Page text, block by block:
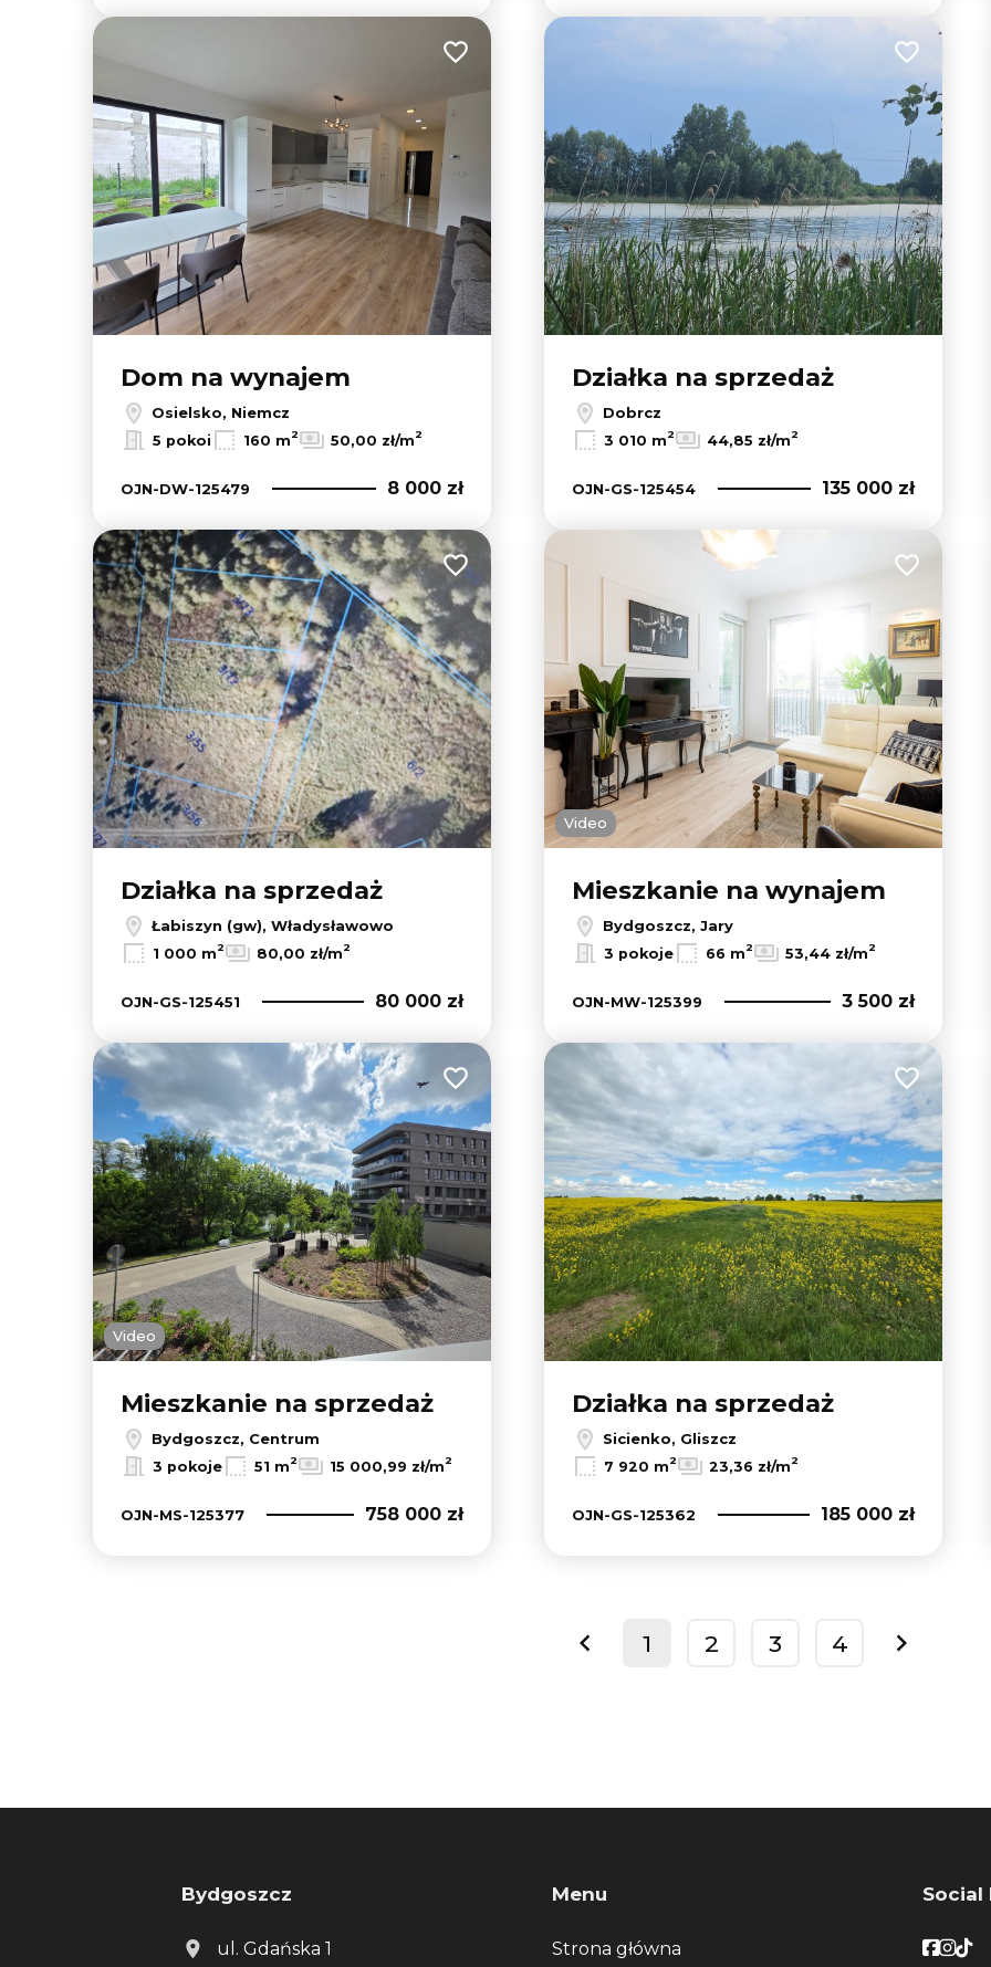
Dodaj do ulubionych
Dom na wynajem
Osielsko, Niemcz
5 pokoi 160 m2 50,00 zł/m2
OJN-DW-125479 8 000 zł
Dodaj do
Działka na sprzedaż
Dobrcz
3 010 m2 44,85 zł/m2
OJN-GS-125454 135 000 zł
Dodaj do ulubionych
Działka na sprzedaż
Łabiszyn (gw), Władysławowo
1 000 m2 80,00 zł/m2
OJN-GS-125451 80 000 zł
Video
Dodaj do
Mieszkanie na wynajem
Bydgoszcz, Jary
3 pokoje 66 m2 53,44 zł/m2
OJN-MW-125399 3 500 zł
Video
Dodaj do ulubionych
Mieszkanie na sprzedaż
Bydgoszcz, Centrum
3 pokoje 51 m2 15 000,99 zł/m2
OJN-MS-125377 758 000 zł
Dodaj do
Działka na sprzedaż
Sicienko, Gliszcz
7 920 m2 23,36 zł/m2
OJN-GS-125362 185 000 zł
prev
1 2 3 4
next
Bydgoszcz
ul. Gdańska 1
Menu
Strona główna
Social